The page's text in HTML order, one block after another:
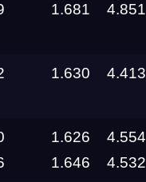
1.681 4.851
1.630 4.413
1.626 4.554
1.646 4.532